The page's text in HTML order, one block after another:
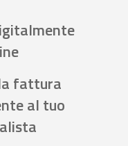
fattura
al tuo